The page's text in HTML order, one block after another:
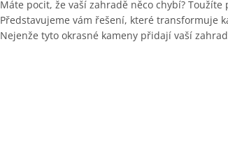
Máte pocit, že vaší zahradě něco chybí?
Představujeme vám řešení, které transformuje
Nejenže tyto okrasné kameny přidají vaší